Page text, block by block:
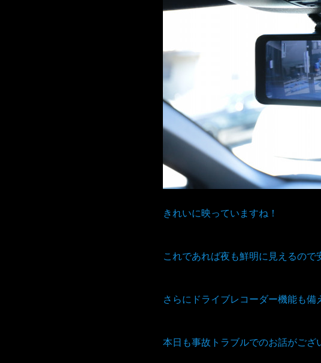
きれいに映っていますね！
これであれば夜も鮮明に見えるので
さらにドライブレコーダー機能も備
本日も事故トラブルでのお話がござ